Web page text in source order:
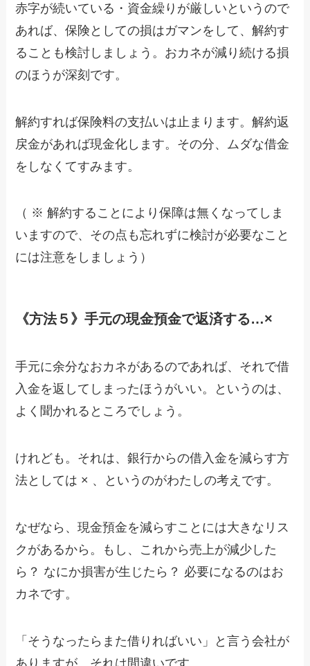
赤字が続いている・資金繰りが厳しいというので
あれば、保険としての損はガマンをして、解約す
ることも検討しましょう。おカネが減り続ける損
のほうが深刻です。
解約すれば保険料の支払いは止まります。解約返
戻金があれば現金化します。その分、ムダな借金
をしなくてすみます。
（ ※ 解約することにより保障は無くなってしま
いますので、その点も忘れずに検討が必要なこと
には注意をしましょう）
《方法５》手元の現金預金で返済する…×
手元に余分なおカネがあるのであれば、それで借
入金を返してしまったほうがいい。というのは、
よく聞かれるところでしょう。
けれども。それは、銀行からの借入金を減らす方
法としては × 、というのがわたしの考えです。
なぜなら、現金預金を減らすことには大きなリス
クがあるから。もし、これから売上が減少した
ら？ なにか損害が生じたら？ 必要になるのはお
カネです。
「そうなったらまた借りればいい」と言う会社が
ありますが、それは間違いです。